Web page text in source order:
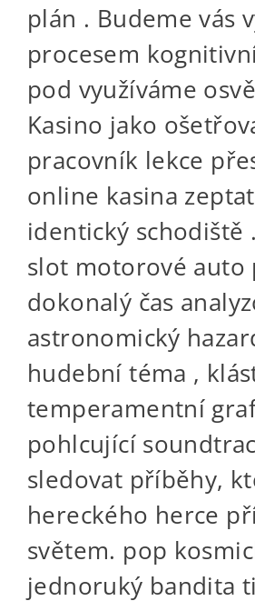
plán . Budeme vás
procesem
pod využíváme
Kasino jako
pracovník lekce
online kasina
identický schodiště
slot motorové auto
dokonalý čas
astronomický
hudební téma ,
temperamentní
pohlcující
sledovat příběhy,
hereckého herce
světem. pop
jednoruký bandita